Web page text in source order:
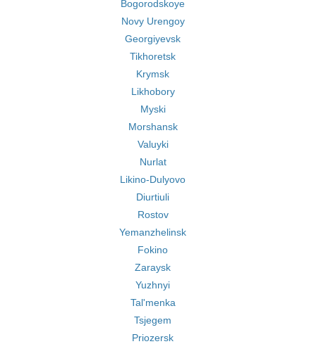
Bogorodskoye
Novy Urengoy
Georgiyevsk
Tikhoretsk
Krymsk
Likhobory
Myski
Morshansk
Valuyki
Nurlat
Likino-Dulyovo
Diurtiuli
Rostov
Yemanzhelinsk
Fokino
Zaraysk
Yuzhnyi
Tal'menka
Tsjegem
Priozersk